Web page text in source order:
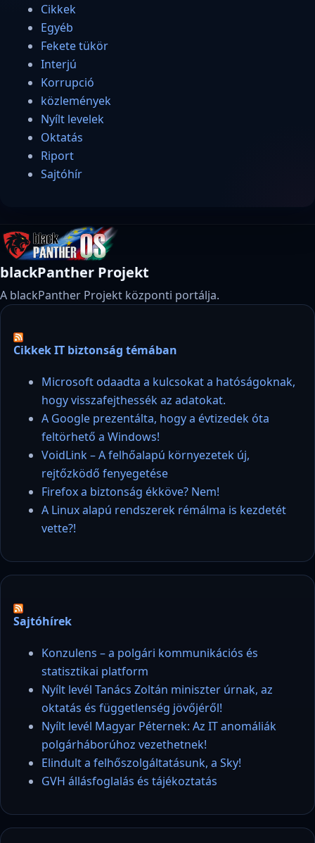
Cikkek
Egyéb
Fekete tükör
Interjú
Korrupció
közlemények
Nyílt levelek
Oktatás
Riport
Sajtóhír
blackPanther Projekt
A blackPanther Projekt központi portálja.
Cikkek IT biztonság témában
Microsoft odaadta a kulcsokat a hatóságoknak,
hogy visszafejthessék az adatokat.
A Google prezentálta, hogy a évtizedek óta
feltörhető a Windows!
VoidLink – A felhőalapú környezetek új,
rejtőzködő fenyegetése
Firefox a biztonság ékköve? Nem!
A Linux alapú rendszerek rémálma is kezdetét
vette?!
Sajtóhírek
Konzulens – a polgári kommunikációs és
statisztikai platform
Nyílt levél Tanács Zoltán miniszter úrnak, az
oktatás és függetlenség jövőjéről!
Nyílt levél Magyar Péternek: Az IT anomáliák
polgárháborúhoz vezethetnek!
Elindult a felhőszolgáltatásunk, a Sky!
GVH állásfoglalás és tájékoztatás